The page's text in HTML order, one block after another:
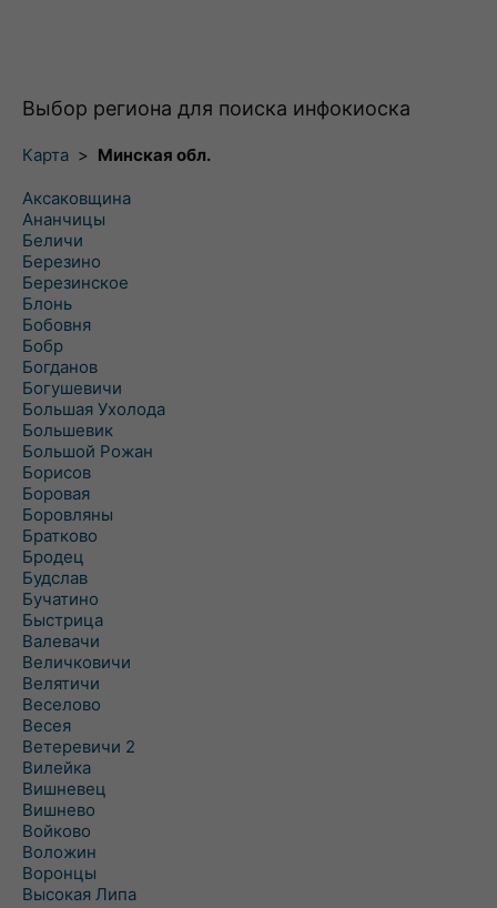
Выбор региона для поиска инфокиоска
Карта > Минская обл.
Аксаковщина
Ананчицы
Беличи
Березино
Березинское
Блонь
Бобовня
Бобр
Богданов
Богушевичи
Большая Ухолода
Большевик
Большой Рожан
Борисов
Боровая
Боровляны
Братково
Бродец
Будслав
Бучатино
Быстрица
Валевачи
Величковичи
Велятичи
Веселово
Весея
Ветеревичи 2
Вилейка
Вишневец
Вишнево
Войково
Воложин
Воронцы
Высокая Липа